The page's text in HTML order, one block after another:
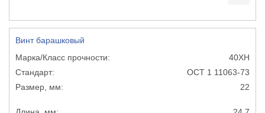
Винт барашковый
40ХН
ОСТ 1 11063-73
22